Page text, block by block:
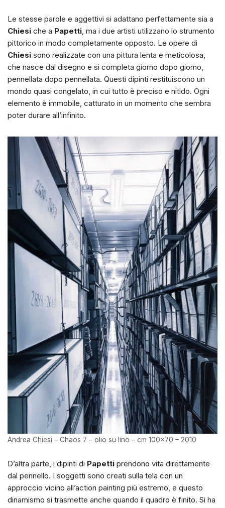
Le stesse parole e aggettivi si adattano perfettamente sia a
Chiesi che a Papetti, ma i due artisti utilizzano lo strumento
pittorico in modo completamente opposto. Le opere di
Chiesi sono realizzate con una pittura lenta e meticolosa,
che nasce dal disegno e si completa giorno dopo giorno,
pennellata dopo pennellata. Questi dipinti restituiscono un
mondo quasi congelato, in cui tutto è preciso e nitido. Ogni
elemento è immobile, catturato in un momento che sembra
poter durare all’infinito.
Andrea Chiesi – Chaos 7 – olio su lino – cm 100×70 – 2010
D’altra parte, i dipinti di Papetti prendono vita direttamente
dal pennello. I soggetti sono creati sulla tela con un
approccio vicino all’action painting più estremo, e questo
dinamismo si trasmette anche quando il quadro è finito. Si ha